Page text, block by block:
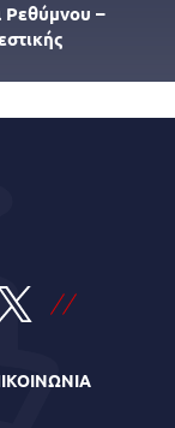
Ρεθύμνου –